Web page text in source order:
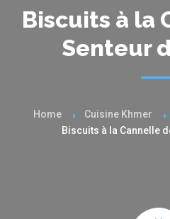
Biscuits à la
Senteur
Home Cuisine Khmer
Biscuits à la Cannelle